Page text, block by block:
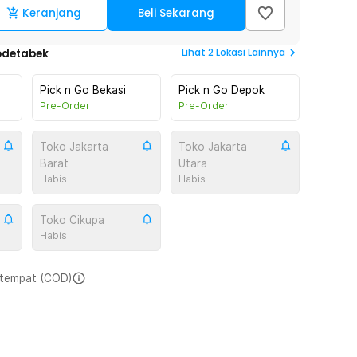
Keranjang Beli Sekarang
Lihat 2Lokasi Lainnya
Pick n Go Bekasi
Pre-Order
Pick n Go Depok
Pre-Order
Toko Jakarta
Barat
Habis
Toko Jakarta
Utara
Habis
Toko Cikupa
Habis
(COD)